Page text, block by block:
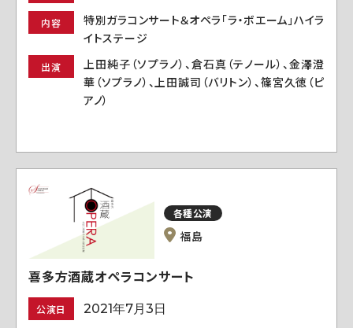
内容
特別ガラコンサート＆オペラ「ラ・ボエーム」ハイラ
イトステージ
出演
上田純子（ソプラノ）、倉石真（テノール）、金澤澄
華（ソプラノ）、上田誠司（バリトン）、篠宮久徳（ピ
アノ）
各種公演
福島
喜多方酒蔵オペラコンサート
公演日 2021年7月3日